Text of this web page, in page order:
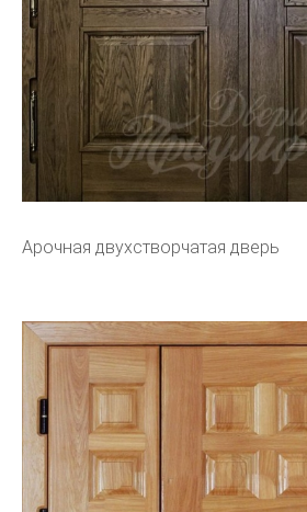
Арочная двухстворчатая дверь